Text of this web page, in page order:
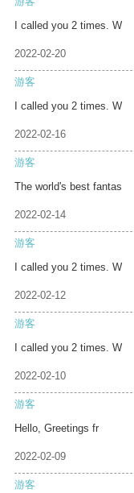
I called you 2 times. W
2022-02-20
游客
I called you 2 times. W
2022-02-16
游客
The world's best fantas
2022-02-14
游客
I called you 2 times. W
2022-02-12
游客
I called you 2 times. W
2022-02-10
游客
Hello, Greetings fr
2022-02-09
游客